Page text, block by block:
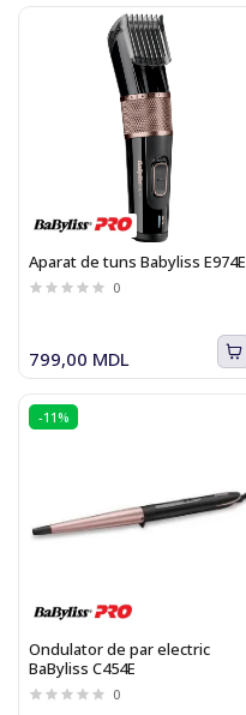
Aparat de tuns Babyliss E974E
0
799,00 MDL
-11%
Ondulator de par electric
BaByliss C454E
0